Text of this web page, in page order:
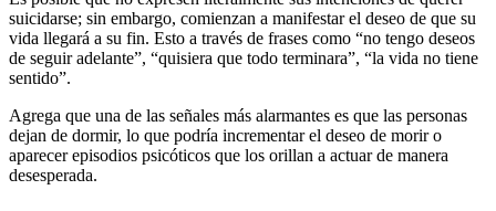
suicidarse; sin embargo, comienzan a manifestar el deseo de que su
vida llegará a su fin. Esto a través de frases como “no tengo deseos
de seguir adelante”, “quisiera que todo terminara”, “la vida no tiene
sentido”.
Agrega que una de las señales más alarmantes es que las personas
dejan de dormir, lo que podría incrementar el deseo de morir o
aparecer episodios psicóticos que los orillan a actuar de manera
desesperada.